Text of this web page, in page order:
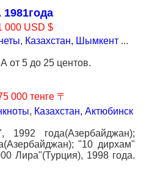
000 USD $
, Казахстан, Шымкент ...
от 5 до 25 центов.
000 тенге 〒
, Казахстан, Актюбинск
1992 года(Азербайджан);
"10 дирхам"
Лира"(Турция), 1998 года.